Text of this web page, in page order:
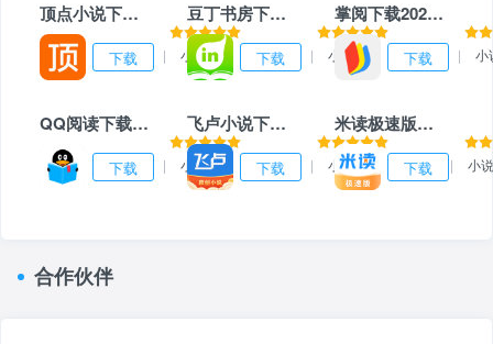
顶点小说下载2023安卓最新版
38.35MB | 小说
下载
豆丁书房下载2023安卓最新版
43.51MB | 小说
下载
掌阅下载2023安卓最新版
45.95MB | 小
下载
QQ阅读下载2023安卓最新版
66.59MB | 小说
下载
飞卢小说下载2023安卓最新版
46.67MB | 小说
下载
米读极速版下载2023安卓最新版
46.7MB | 小说
下载
合作伙伴